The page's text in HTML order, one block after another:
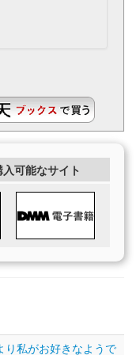
可能なサイト
り私がお好きなようで